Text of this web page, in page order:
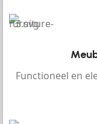
Functioneel en